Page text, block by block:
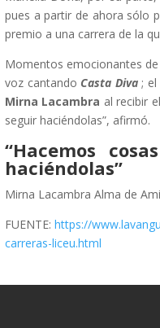
pues a partir de ahora sólo
premio a una carrera de la
Momentos emocionantes
voz cantando Casta Diva ;
Mirna Lacambra al recibir
seguir haciéndolas”, afirmó.
“Hacemos
haciéndolas”
Mirna Lacambra Alma de
FUENTE: https://
carreras-liceu.html